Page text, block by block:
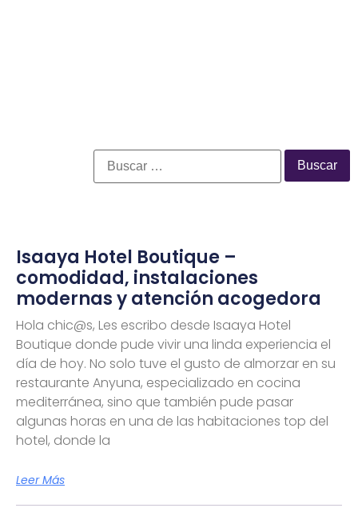
Isaaya Hotel Boutique –
comodidad, instalaciones
modernas y atención acogedora
Hola chic@s, Les escribo desde Isaaya Hotel
Boutique donde pude vivir una linda experiencia el
día de hoy. No solo tuve el gusto de almorzar en su
restaurante Anyuna, especializado en cocina
mediterránea, sino que también pude pasar
algunas horas en una de las habitaciones top del
hotel, donde la
Leer Más